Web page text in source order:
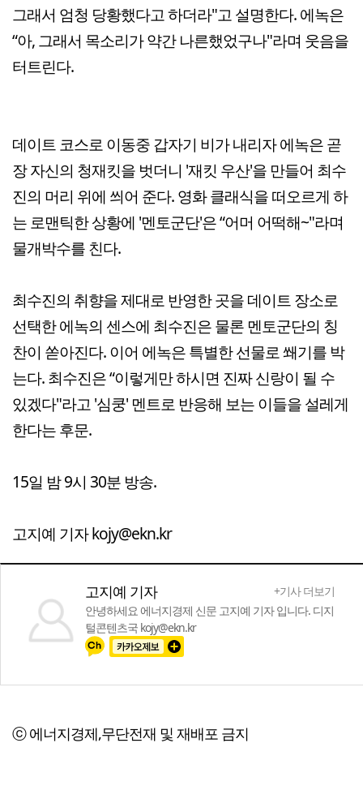
그래서 엄청 당황했다고 하더라"고 설명한다. 에녹은
“아, 그래서 목소리가 약간 나른했었구나"라며 웃음을
터트린다.
데이트 코스로 이동중 갑자기 비가 내리자 에녹은 곧
장 자신의 청재킷을 벗더니 '재킷 우산'을 만들어 최수
진의 머리 위에 씌어 준다. 영화 클래식을 떠오르게 하
는 로맨틱한 상황에 '멘토군단'은 “어머 어떡해~"라며
물개박수를 친다.
최수진의 취향을 제대로 반영한 곳을 데이트 장소로
선택한 에녹의 센스에 최수진은 물론 멘토군단의 칭
찬이 쏟아진다. 이어 에녹은 특별한 선물로 쐐기를 박
는다. 최수진은 “이렇게만 하시면 진짜 신랑이 될 수
있겠다"라고 '심쿵' 멘트로 반응해 보는 이들을 설레게
한다는 후문.
15일 밤 9시 30분 방송.
고지예 기자 kojy@ekn.kr
고지예 기자
+기사 더보기
안녕하세요 에너지경제 신문 고지예 기자 입니다. 디지
털콘텐츠국 kojy@ekn.kr
ⓒ 에너지경제,무단전재 및 재배포 금지